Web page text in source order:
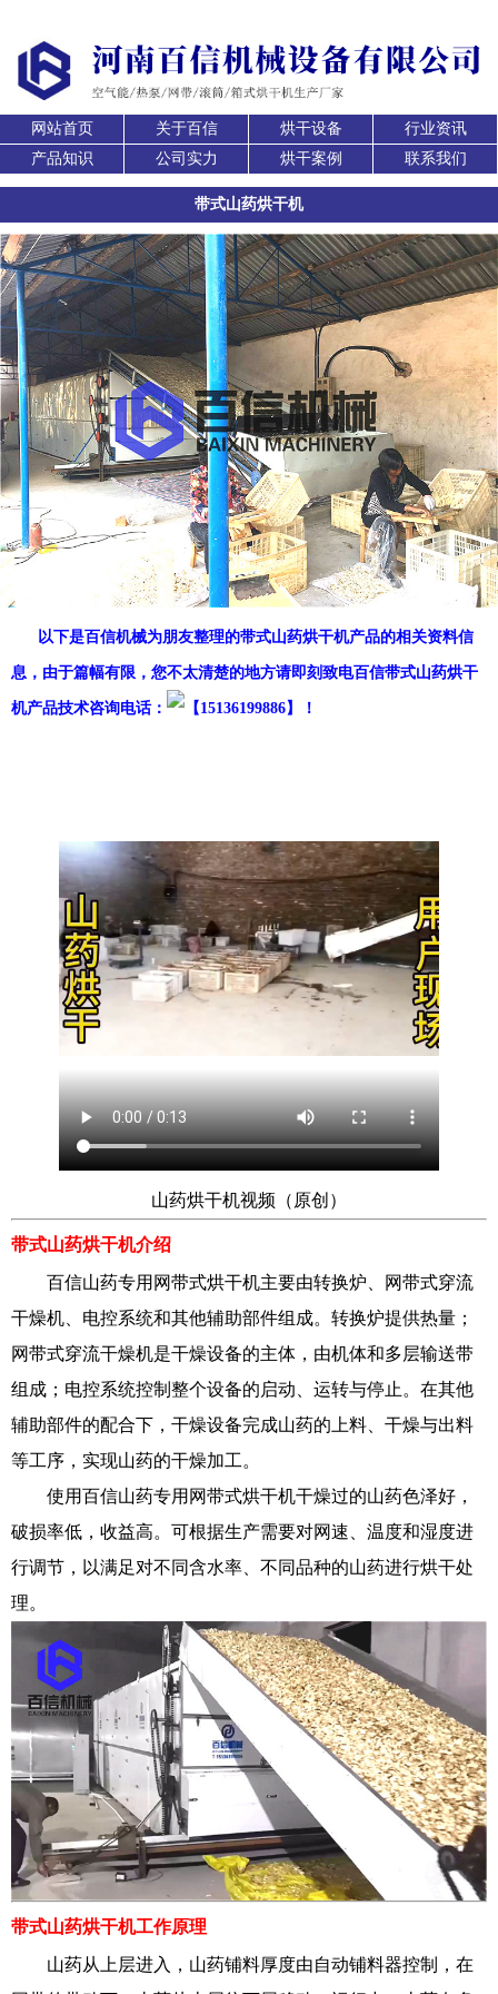
网站首页 关于百信 烘干设备
行业资讯
产品知识
公司实力 烘干案例 联系我们
带式山药烘干机
以下是百信机械为朋友整理的带式山药烘干机产品的相关资料信
息，由于篇幅有限，您不太清楚的地方请即刻致电百信带式山药烘干
机产品技术咨询电话： 【15136199886】！
山药烘干机视频（原创）
带式山药烘干机介绍
百信山药专用网带式烘干机主要由转换炉、网带式穿流
干燥机、电控系统和其他辅助部件组成。转换炉提供热量；
网带式穿流干燥机是干燥设备的主体，由机体和多层输送带
组成；电控系统控制整个设备的启动、运转与停止。在其他
辅助部件的配合下，干燥设备完成山药的上料、干燥与出料
等工序，实现山药的干燥加工。
使用百信山药专用网带式烘干机干燥过的山药色泽好，
破损率低，收益高。可根据生产需要对网速、温度和湿度进
行调节，以满足对不同含水率、不同品种的山药进行烘干处
理。
带式山药烘干机工作原理
山药从上层进入，山药铺料厚度由自动铺料器控制，在